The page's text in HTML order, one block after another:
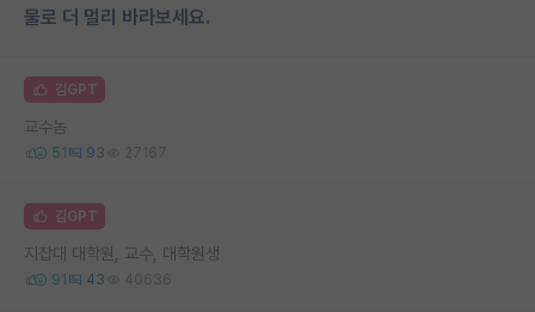
물로 더 멀리 바라보세요.
김GPT
교수놈
51 93 27167
김GPT
지잡대 대학원, 교수, 대학원생
91 43 40636